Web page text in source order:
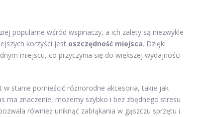
popularne wśród wspinaczy, a ich zalety są niezwykle
korzyści jest oszczędność miejsca. Dzięki
miejscu, co przyczynia się do większej wydajności
w stanie pomieścić różnorodne akcesoria, takie jak
ma znaczenie, możemy szybko i bez zbędnego stresu
również uniknąć zabłąkania w gąszczu sprzętu i